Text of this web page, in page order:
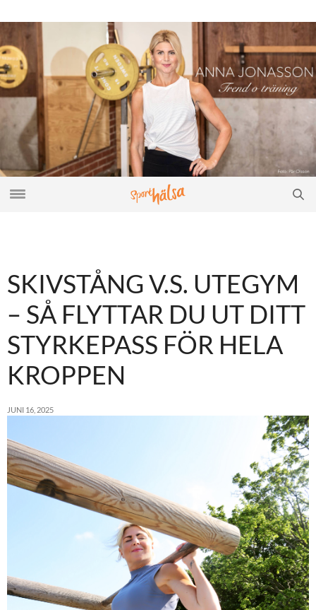
SKIVSTÅNG V.S. UTEGYM
– SÅ FLYTTAR DU UT DITT
STYRKEPASS FÖR HELA
KROPPEN
JUNI 16, 2025